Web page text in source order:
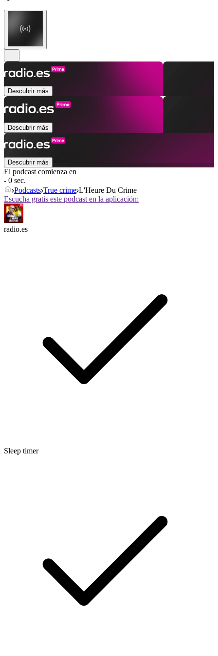
Descubrir más
Descubrir más
Descubrir más
El podcast comienza en
- 0 sec.
Podcasts True crime L'Heure Du Crime
Escucha gratis este podcast en la aplicación:
radio.es
Sleep timer